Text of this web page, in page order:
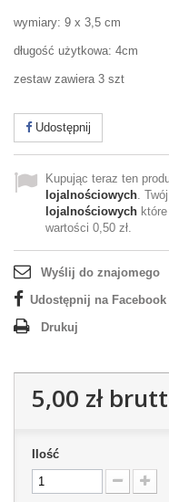
wymiary: 9 x 3,5 cm
długość użytkowa: 4cm
zestaw zawiera 3 szt
Udostępnij
Kupując teraz ten
lojalnościowych.
lojalnościowych
wartości 0,50 zł.
Wyślij do znajomego
Udostępnij na Facebook
Drukuj
5,00 zł
Ilość